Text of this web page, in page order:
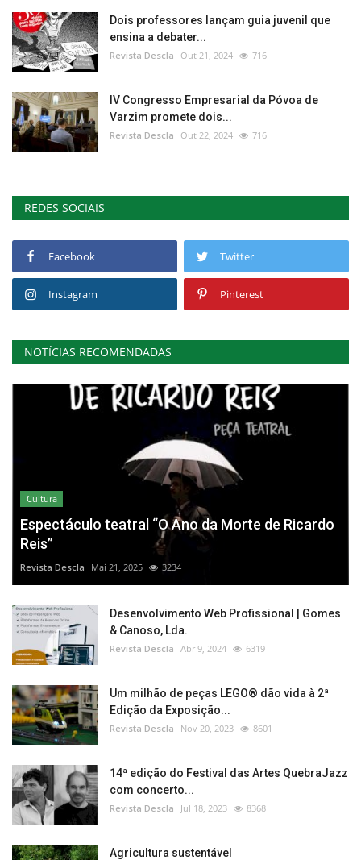
Dois professores lançam guia juvenil que
ensina a debater...
Revista Descla Out 21, 2024 716
IV Congresso Empresarial da Póvoa de
Varzim promete dois...
Revista Descla Out 22, 2024 716
REDES SOCIAIS
Facebook Twitter
Instagram Pinterest
NOTÍCIAS RECOMENDADAS
Cultura
Espectáculo teatral “O Ano da Morte de Ricardo
Reis”
Revista Descla Mai 21, 2025 3234
Desenvolvimento Web Profissional | Gomes
& Canoso, Lda.
Revista Descla Abr 9, 2024 6319
Um milhão de peças LEGO® dão vida à 2ª
Edição da Exposição...
Revista Descla Nov 20, 2023 8601
14ª edição do Festival das Artes QuebraJazz
com concerto...
Revista Descla Jul 18, 2023 8368
Agricultura sustentável